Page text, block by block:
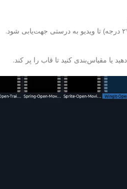
یا مقیاس‌بندی کنید تا قاب را پر کند.